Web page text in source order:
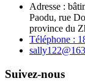
Adresse :
Paodu, rue
province du
Téléphone :
Suivez-nous